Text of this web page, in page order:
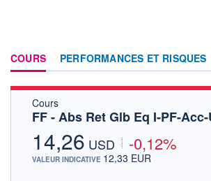
COURS PERFORMANCES ET RISQUES
Cours
FF - Abs Ret Glb Eq I-PF-Acc-
14,26 USD -0,12%
VALEUR INDICATIVE 12,33 EUR